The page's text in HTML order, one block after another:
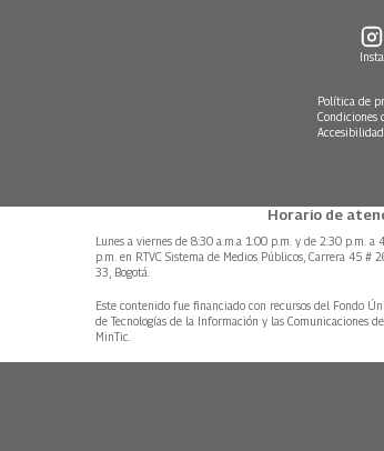
Política de
Condiciones
Accesibilidad
Horario de
Lunes a viernes de 8:30 a.m.a 1:00 p.m. y de 2:30 p.m. a
p.m. en RTVC Sistema de Medios Públicos, Carrera 45 #
33, Bogotá.
Este contenido fue financiado con recursos del Fondo
de Tecnologías de la Información y las Comunicaciones de
MinTic.